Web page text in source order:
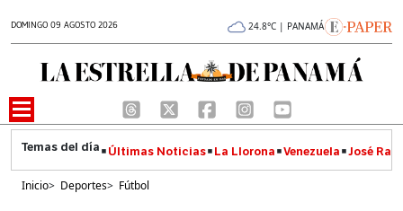
DOMINGO 09 AGOSTO 2026 24.8°C | PANAMÁ
Últimas Noticias La Llorona Venezuela José
Inicio> Deportes> Fútbol